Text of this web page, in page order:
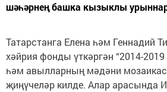
шәһәрнең башка кызыклы
Татарстанга Елена һәм Геннадий
хәйрия фонды үткәргән “2014-
һәм авылларның мәдәни
җиңүчеләр килде. Алар арасында